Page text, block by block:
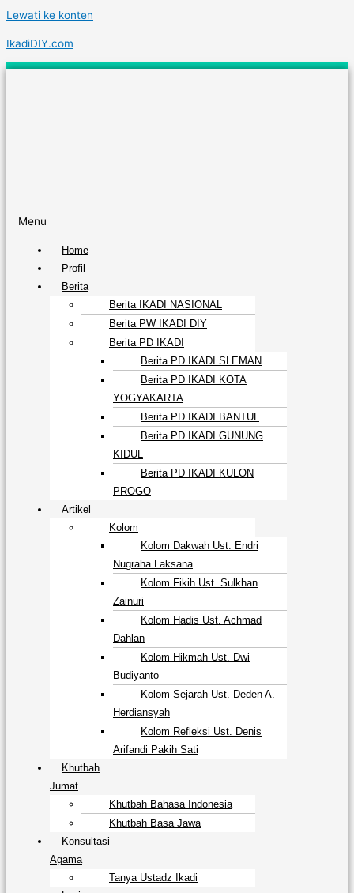
Lewati ke konten
IkadiDIY.com
Menu
Home
Profil
Berita
Berita IKADI NASIONAL
Berita PW IKADI DIY
Berita PD IKADI
Berita PD IKADI SLEMAN
Berita PD IKADI KOTA
YOGYAKARTA
Berita PD IKADI BANTUL
Berita PD IKADI GUNUNG
KIDUL
Berita PD IKADI KULON
PROGO
Artikel
Kolom
Kolom Dakwah Ust. Endri
Nugraha Laksana
Kolom Fikih Ust. Sulkhan
Zainuri
Kolom Hadis Ust. Achmad
Dahlan
Kolom Hikmah Ust. Dwi
Budiyanto
Kolom Sejarah Ust. Deden A.
Herdiansyah
Kolom Refleksi Ust. Denis
Arifandi Pakih Sati
Khutbah
Jumat
Khutbah Bahasa Indonesia
Khutbah Basa Jawa
Konsultasi
Agama
Tanya Ustadz Ikadi